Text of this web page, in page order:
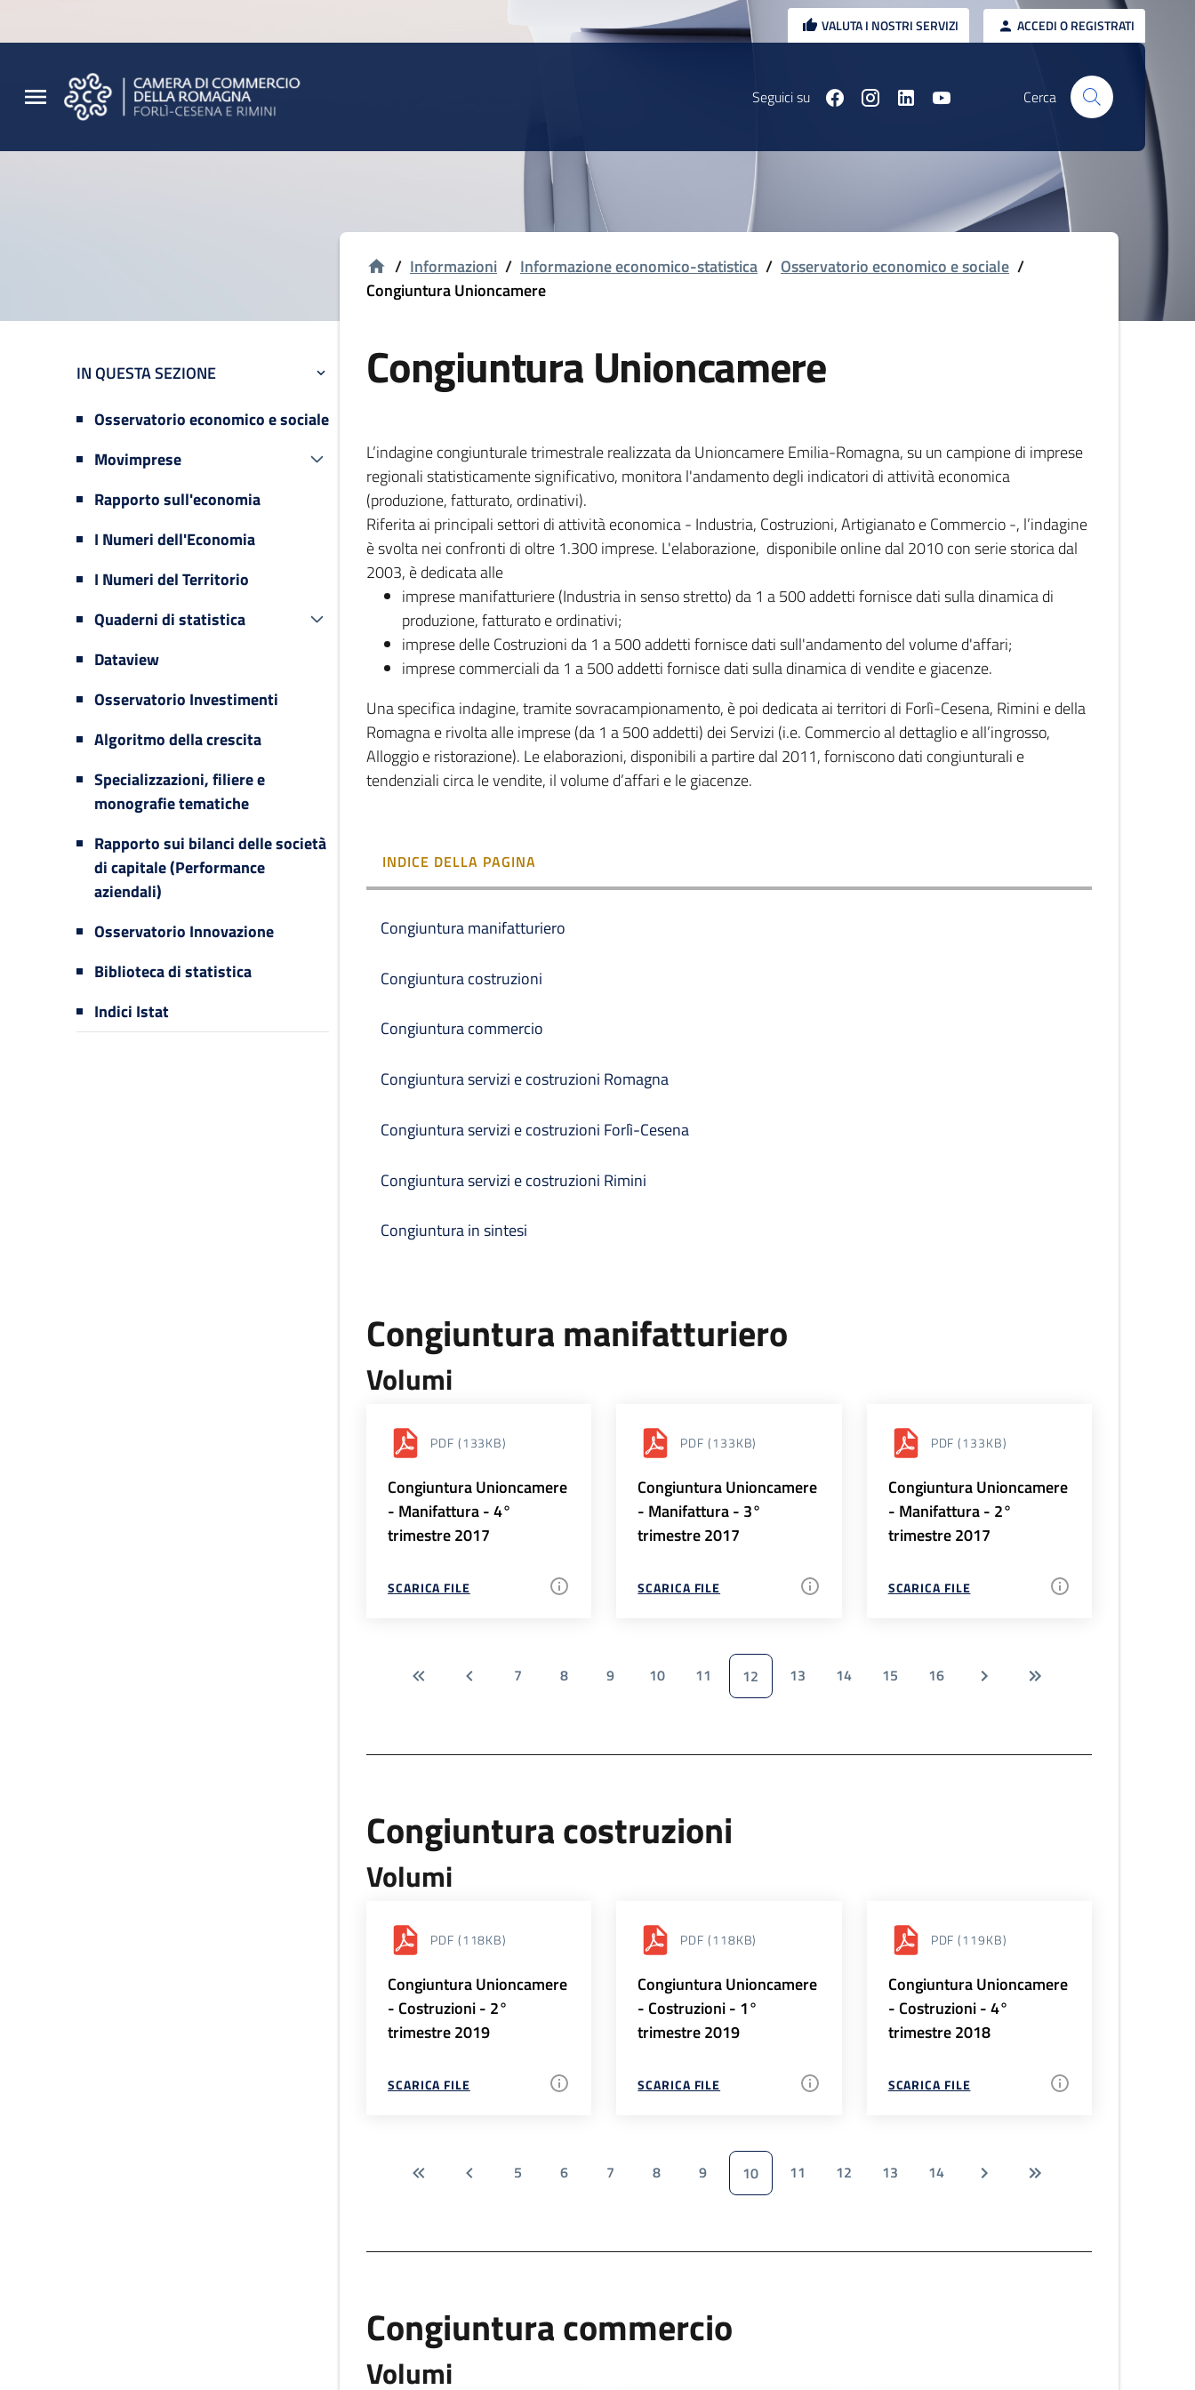
VALUTA I NOSTRI SERVIZI ACCEDI O REGISTRATI
Seguici su Cerca
IN QUESTA SEZIONE
Osservatorio economico e sociale
Movimprese
Rapporto sull'economia
I Numeri dell'Economia
I Numeri del Territorio
Quaderni di statistica
Dataview
Osservatorio Investimenti
Algoritmo della crescita
Specializzazioni, filiere e
monografie tematiche
Rapporto sui bilanci delle società
di capitale (Performance
aziendali)
Osservatorio Innovazione
Biblioteca di statistica
Indici Istat
/ Informazioni / Informazione economico-statistica / Osservatorio economico e sociale /
Congiuntura Unioncamere
Congiuntura Unioncamere
L’indagine congiunturale trimestrale realizzata da Unioncamere Emilia-Romagna, su un campione di imprese
regionali statisticamente significativo, monitora l'andamento degli indicatori di attività economica
(produzione, fatturato, ordinativi).
Riferita ai principali settori di attività economica - Industria, Costruzioni, Artigianato e Commercio -, l’indagine
è svolta nei confronti di oltre 1.300 imprese. L'elaborazione, disponibile online dal 2010 con serie storica dal
2003, è dedicata alle
imprese manifatturiere (Industria in senso stretto) da 1 a 500 addetti fornisce dati sulla dinamica di
produzione, fatturato e ordinativi;
imprese delle Costruzioni da 1 a 500 addetti fornisce dati sull'andamento del volume d'affari;
imprese commerciali da 1 a 500 addetti fornisce dati sulla dinamica di vendite e giacenze.
Una specifica indagine, tramite sovracampionamento, è poi dedicata ai territori di Forlì-Cesena, Rimini e della
Romagna e rivolta alle imprese (da 1 a 500 addetti) dei Servizi (i.e. Commercio al dettaglio e all’ingrosso,
Alloggio e ristorazione). Le elaborazioni, disponibili a partire dal 2011, forniscono dati congiunturali e
tendenziali circa le vendite, il volume d’affari e le giacenze.
INDICE DELLA PAGINA
Congiuntura manifatturiero
Congiuntura costruzioni
Congiuntura commercio
Congiuntura servizi e costruzioni Romagna
Congiuntura servizi e costruzioni Forlì-Cesena
Congiuntura servizi e costruzioni Rimini
Congiuntura in sintesi
Congiuntura manifatturiero
Volumi
PDF (133KB)
Congiuntura Unioncamere
- Manifattura - 4°
trimestre 2017
SCARICA FILE
PDF (133KB)
Congiuntura Unioncamere
- Manifattura - 3°
trimestre 2017
SCARICA FILE
PDF (133KB)
Congiuntura Unioncamere
- Manifattura - 2°
trimestre 2017
SCARICA FILE
7 8 9 10 11 12 13 14 15 16
Congiuntura costruzioni
Volumi
PDF (118KB)
Congiuntura Unioncamere
- Costruzioni - 2°
trimestre 2019
SCARICA FILE
PDF (118KB)
Congiuntura Unioncamere
- Costruzioni - 1°
trimestre 2019
SCARICA FILE
PDF (119KB)
Congiuntura Unioncamere
- Costruzioni - 4°
trimestre 2018
SCARICA FILE
5 6 7 8 9 10 11 12 13 14
Congiuntura commercio
Volumi